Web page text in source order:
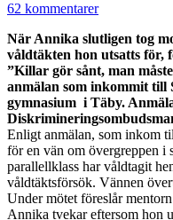
62 kommentarer
När Annika slutligen tog
våldtäkten hon utsatts för,
”Killar gör sånt, man
anmälan som inkommit till
gymnasium i Täby.
Enligt anmälan, som inkom
för en vän om övergreppen i
parallellklass har våldtagit
våldtäktsförsök. Vännen
Under mötet föreslår
Annika tvekar eftersom hon